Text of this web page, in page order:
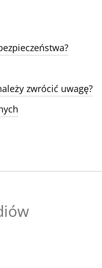
zwrócić uwagę?